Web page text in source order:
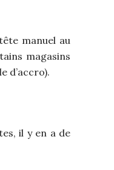
manuel au
magasins
d’accro).
il y en a de